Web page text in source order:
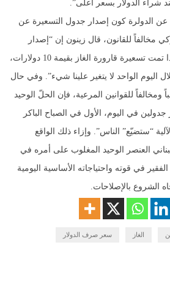
شراء الدولار بسعر أعلى”.
الدولرة كون إصدار جدول التسعيرة عن
مخالفاً للقانون، قال زينون إن “إصدار
الجدول بالدولار هو الحلّ فإذا تمت تسعيرة قارورة الغاز بقيمة 10 دولارات،
اليوم الواحد لا يتغير علينا شيء”. وفي حال
للقوانين المرعية، فإن الحلّ الوحيد
في اليوم، الأول في الصباح الباكر
“ستضيّع” الناس”. وإزاء ذلك الواقع
العنصر الوحيد المغلوب على أمره في
في قوته واحتياجاته الأساسية اليومية
الشروع بالإصلاحات.
الغاز سعر صرف الدولار